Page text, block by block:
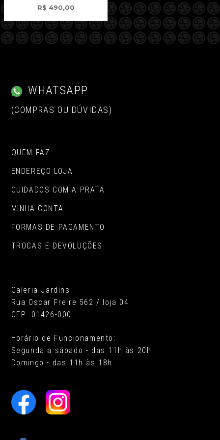
R$ 490,00
WHATSAPP
(COMPRAS OU DÚVIDAS)
QUEM FAZ
ENDEREÇO LOJA
CUIDADOS COM A PRATA
MINHA CONTA
FORMAS DE PAGAMENTO
TROCAS E DEVOLUÇÕES
Galeria Jardins
Rua Oscar Freire 562 / loja 04
CEP: 01426-000
Horário de Funcionamento:
Segunda a sábado - das 11h às 20h
Domingo - das 11h às 18h